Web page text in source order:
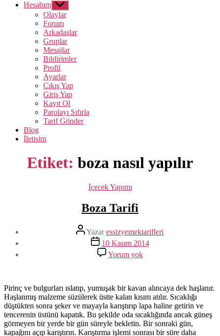
Hesabım Alt
menüyü
göster
Olaylar
Forum
Arkadaşlar
Gruplar
Mesajlar
Bildirimler
Profil
Ayarlar
Çıkış Yap
Giriş Yap
Kayıt Ol
Parolayı Sıfırla
Tarif Gönder
Blog
İletisim
Etiket: boza nasıl yapılır
Kategoriler
İçecek Yapımı
Boza Tarifi
Yazının
yazarı
Yazaressizyemektarifleri
Yazı
tarihi
10 Kasım 2014
Yorum yokBoza
Tarifi
Pirinç ve bulgurları ıslatıp, yumuşak bir kavan alıncaya dek haşlanır.
Haşlanmış malzeme süzülerek üstte kalan kısım atılır. Sıcaklığı
düştükten sonra şeker ve mayayla karıştırıp lapa haline getirin ve
tencerenin üstünü kapatık. Bu şekilde oda sıcaklığında ancak güneş
görmeyen bir yerde bir gün süreyle bekletin. Bir sonraki gün,
kapağını açıp karıştırın. Karıştırma işlemi sonrası bir süre daha